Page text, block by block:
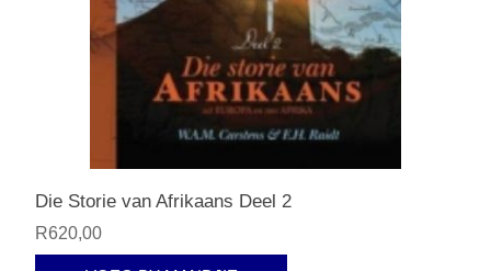
Die Storie van Afrikaans Deel 2
R620,00